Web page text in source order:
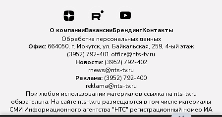
О компанииВакансииБрендингКонтакты
Обработка персональных данных
Офис: 664050, г. Иркутск, ул. Байкальская, 259, 4-ый этаж
(3952) 792-401 office@nts-tv.ru
Новости: (3952) 792-402
rnews@nts-tv.ru
Реклама: (3952) 792-400
reklama@nts-tv.ru
При любом использовании материалов ссылка на nts-tv.ru
обязательна. На сайте nts-tv.ru размещаются в том числе материалы
СМИ Информационного агентства "НТС" регистрационный номер ИА